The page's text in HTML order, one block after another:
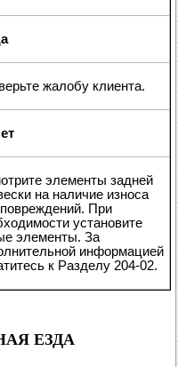
жалобу клиента.
элементы задней
на наличие износа
При
установите
элементы. За
информацией
к Разделу 204-02.
ЕЗДА